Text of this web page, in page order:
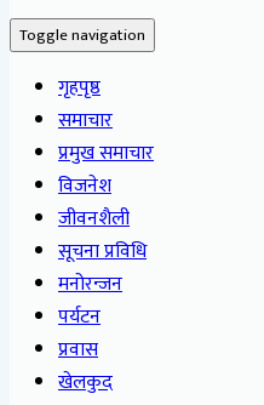
Toggle navigation
गृहपृष्ठ
समाचार
प्रमुख समाचार
विजनेश
जीवनशैली
सूचना प्रविधि
मनोरन्जन
पर्यटन
प्रवास
खेलकुद